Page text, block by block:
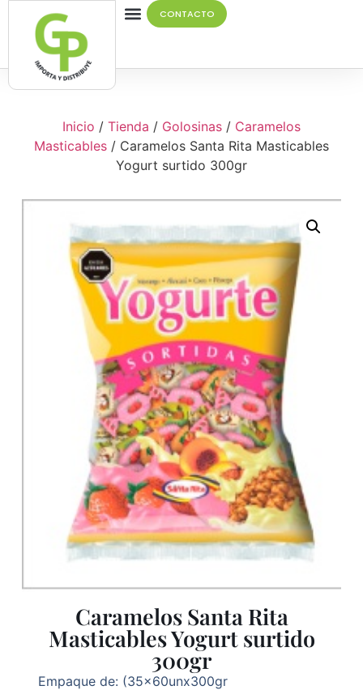
CONTACTO
Inicio / Tienda / Golosinas / Caramelos
Masticables / Caramelos Santa Rita Masticables
Yogurt surtido 300gr
Caramelos Santa Rita
Masticables Yogurt surtido
300gr
Empaque de: (35x60unx300gr